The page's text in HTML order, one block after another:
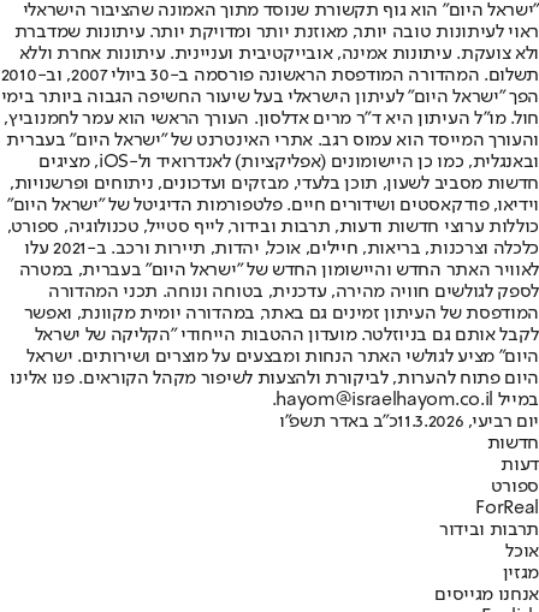
"ישראל היום" הוא גוף תקשורת שנוסד מתוך האמונה שהציבור הישראלי
ראוי לעיתונות טובה יותר, מאוזנת יותר ומדויקת יותר. עיתונות שמדברת
ולא צועקת. עיתונות אמינה, אובייקטיבית ועניינית. עיתונות אחרת וללא
תשלום. המהדורה המודפסת הראשונה פורסמה ב-30 ביולי 2007, וב-2010
הפך "ישראל היום" לעיתון הישראלי בעל שיעור החשיפה הגבוה ביותר בימי
חול. מו"ל העיתון היא ד"ר מרים אדלסון. העורך הראשי הוא עמר לחמנוביץ,
והעורך המייסד הוא עמוס רגב. אתרי האינטרנט של "ישראל היום" בעברית
ובאנגלית, כמו כן היישומונים (אפליקציות) לאנדרואיד ול-iOS, מציגים
חדשות מסביב לשעון, תוכן בלעדי, מבזקים ועדכונים, ניתוחים ופרשנויות,
וידיאו, פודקאסטים ושידורים חיים. פלטפורמות הדיגיטל של "ישראל היום"
כוללות ערוצי חדשות ודעות, תרבות ובידור, לייף סטייל, טכנולוגיה, ספורט,
כלכלה וצרכנות, בריאות, חיילים, אוכל, יהדות, תיירות ורכב. ב-2021 עלו
לאוויר האתר החדש והיישומון החדש של "ישראל היום" בעברית, במטרה
לספק לגולשים חוויה מהירה, עדכנית, בטוחה ונוחה. תכני המהדורה
המודפסת של העיתון זמינים גם באתר, במהדורה יומית מקוונת, ואפשר
לקבל אותם גם בניוזלטר. מועדון ההטבות הייחודי "הקליקה של ישראל
היום" מציע לגולשי האתר הנחות ומבצעים על מוצרים ושירותים. ישראל
היום פתוח להערות, לביקורת ולהצעות לשיפור מקהל הקוראים. פנו אלינו
במייל hayom@israelhayom.co.il.
יום רביעי, 11.3.2026
כ"ב באדר תשפ"ו
חדשות
דעות
ספורט
ForReal
תרבות ובידור
אוכל
מגזין
אנחנו מגייסים